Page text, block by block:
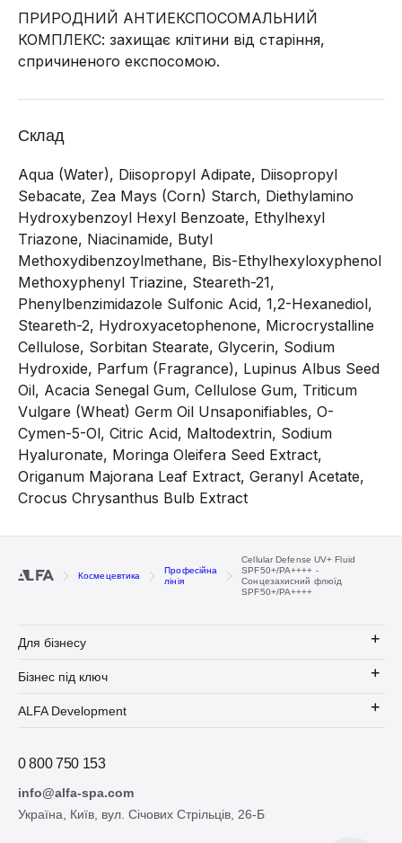
ПРИРОДНИЙ АНТИЕКСПОСОМАЛЬНИЙ
КОМПЛЕКС: захищає клітини від старіння,
спричиненого експосомою.
Склад
Aqua (Water), Diisopropyl Adipate, Diisopropyl
Sebacate, Zea Mays (Corn) Starch, Diethylamino
Hydroxybenzoyl Hexyl Benzoate, Ethylhexyl
Triazone, Niacinamide, Butyl
Methoxydibenzoylmethane, Bis-Ethylhexyloxyphenol
Methoxyphenyl Triazine, Steareth-21,
Phenylbenzimidazole Sulfonic Acid, 1,2-Hexanediol,
Steareth-2, Hydroxyacetophenone, Microcrystalline
Cellulose, Sorbitan Stearate, Glycerin, Sodium
Hydroxide, Parfum (Fragrance), Lupinus Albus Seed
Oil, Acacia Senegal Gum, Cellulose Gum, Triticum
Vulgare (Wheat) Germ Oil Unsaponifiables, O-
Cymen-5-Ol, Citric Acid, Maltodextrin, Sodium
Hyaluronate, Moringa Oleifera Seed Extract,
Origanum Majorana Leaf Extract, Geranyl Acetate,
Crocus Chrysanthus Bulb Extract
Космецевтика
Професійна
лінія
Cellular Defense UV+ Fluid
SPF50+/PA++++ -
Сонцезахисний флюїд
SPF50+/PA++++
Для бізнесу
Бізнес під ключ
ALFA Development
0 800 750 153
info@alfa-spa.com
Україна, Київ, вул. Січових Стрільців, 26-Б